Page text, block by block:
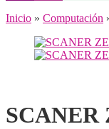
Inicio » Computación
SCANER